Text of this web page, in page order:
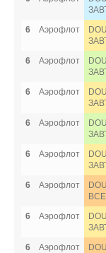
6
Аэрофлот
6
Аэрофлот
6
Аэрофлот
6
Аэрофлот
6
Аэрофлот
6
Аэрофлот
6
Аэрофлот
6
Аэрофлот